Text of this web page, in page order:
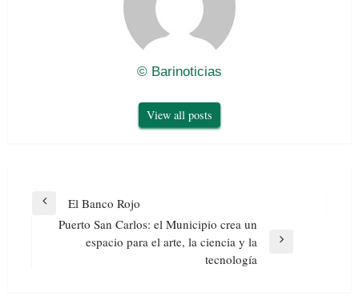
© Barinoticias
View all posts
Navegación
entradas
PreviousEl Banco Rojo
Puerto San Carlos: el Municipio crea un
espacio para el arte, la ciencia y la
tecnología